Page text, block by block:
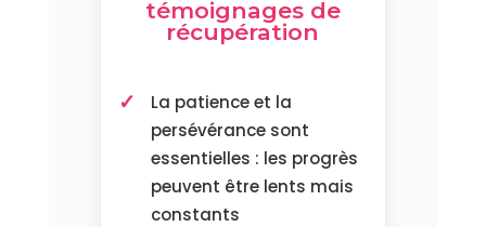
témoignages de
récupération
La patience et la
persévérance sont
essentielles : les progrès
peuvent être lents mais
constants